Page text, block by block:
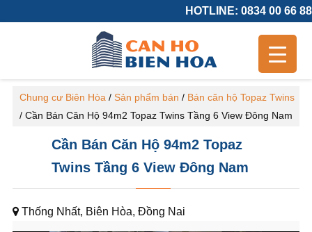
HOTLINE: 0834 00 66 88
Chung cư Biên Hòa / Sản phẩm bán / Bán căn hộ Topaz Twins
/ Cần Bán Căn Hộ 94m2 Topaz Twins Tầng 6 View Đông Nam
Cần Bán Căn Hộ 94m2 Topaz
Twins Tầng 6 View Đông Nam
Thống Nhất, Biên Hòa, Đồng Nai